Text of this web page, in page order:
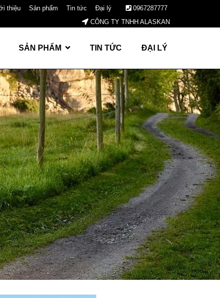
thiệu Sản phẩm Tin tức Đại lý
0967287777
CÔNG TY TNHH ALASKAN
SẢN PHẨM TIN TỨC ĐẠI LÝ